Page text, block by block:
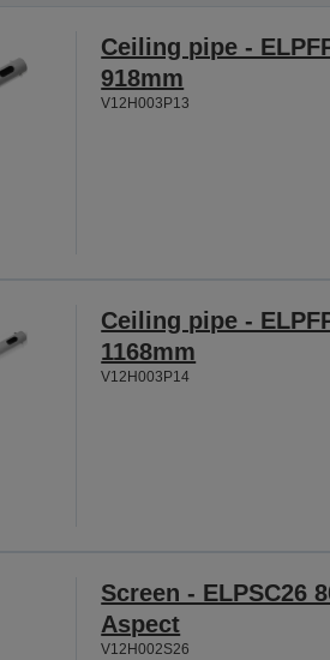
Ceiling pipe -
918mm
V12H003P13
Ceiling pipe -
1168mm
V12H003P14
Screen - ELPSC26
Aspect
V12H002S26